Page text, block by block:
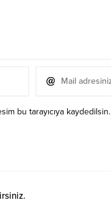
bu tarayıcıya kaydedilsin.